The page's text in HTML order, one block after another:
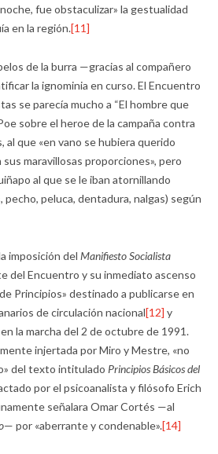
fue obstaculizar» la gestualidad
en la región.[11]
de la burra —gracias al compañero
la ignominia en curso. El Encuentro
se parecía mucho a “El hombre que
sobre el heroe de la campaña contra
al que «en vano se hubiera querido
maravillosas proporciones», pero
al que se le iban atornillando
pecho, peluca, dentadura, nalgas) según
imposición del ManifiestoSocialista
del Encuentro y su inmediato ascenso
Principios» destinado a publicarse en
de circulación nacional[12] y
la marcha del 2 de octubre de 1991.
injertada por Miro y Mestre, «no
del texto intitulado Principios Básicos del
por el psicoanalista y filósofo Erich
señalara Omar Cortés —al
— por «aberrante y condenable».[14]